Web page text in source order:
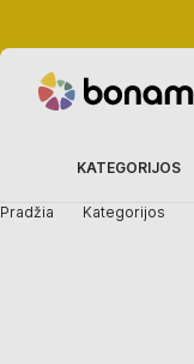
KATEGORIJOS
Pradžia Kategorijos